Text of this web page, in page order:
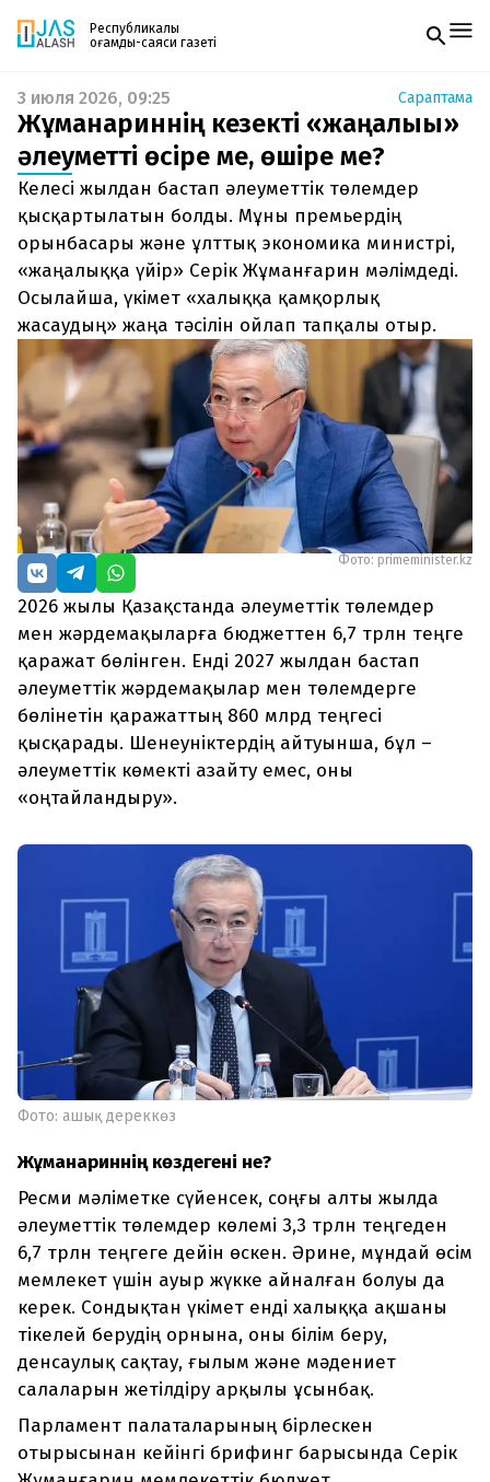
Республикалық
қоғамдық-саяси газеті
Жаңалықтар
Спорт
Live
Руханият
Аймақ
Архив
Заң және тәртіп
Редакциямен байланыс
+7 708 604 51 06
Жарнама бөлімі
+7 701 220 64 52
Пошта
zhasalash100@gmail.com
Газетке жазылу
PDF форматтағы газетті ай сайын электронды
поштаңызға алып отырыңыз. Жаңа нөмір
шыққан сәтте сізге бірден жіберіледі. Тек email
енгізіңіз, біз қалғанын өзіміз жібереміз.
3 июля 2026, 09:25 Сараптама
Жұманғариннің кезекті «жаңалығы»
әлеуметті өсіре ме, өшіре ме?
Келесі жылдан бастап әлеуметтік төлемдер
қысқартылатын болды. Мұны премьердің
орынбасары және ұлттық экономика министрі,
«жаңалыққа үйір» Серік Жұманғарин мәлімдеді.
Осылайша, үкімет «халыққа қамқорлық
жасаудың» жаңа тәсілін ойлап тапқалы отыр.
Фото: primeminister.kz
2026 жылы Қазақстанда әлеуметтік төлемдер
мен жәрдемақыларға бюджеттен 6,7 трлн теңге
қаражат бөлінген. Енді 2027 жылдан бастап
әлеуметтік жәрдемақылар мен төлемдерге
бөлінетін қаражаттың 860 млрд теңгесі
қысқарады. Шенеуніктердің айтуынша, бұл –
әлеуметтік көмекті азайту емес, оны
«оңтайландыру».
Фото: ашық дереккөз
Жұманғариннің көздегені не?
Ресми мәліметке сүйенсек, соңғы алты жылда
әлеуметтік төлемдер көлемі 3,3 трлн теңгеден
6,7 трлн теңгеге дейін өскен. Әрине, мұндай өсім
мемлекет үшін ауыр жүкке айналған болуы да
керек. Сондықтан үкімет енді халыққа ақшаны
тікелей берудің орнына, оны білім беру,
денсаулық сақтау, ғылым және мәдениет
салаларын жетілдіру арқылы ұсынбақ.
Парламент палаталарының бірлескен
отырысынан кейінгі брифинг барысында Серік